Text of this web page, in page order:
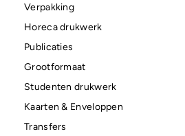
Verpakking
Horeca drukwerk
Publicaties
Grootformaat
Studenten drukwerk
Kaarten & Enveloppen
Transfers